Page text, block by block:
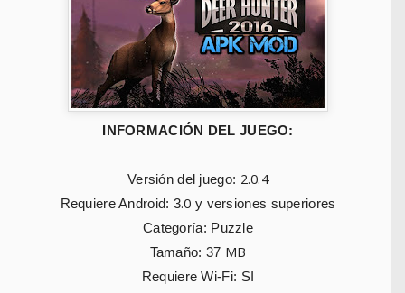
INFORMACIÓN DEL JUEGO:
Versión del juego: 2.0.4
Requiere Android: 3.0 y versiones superiores
Categoría: Puzzle
Tamaño: 37 MB
Requiere Wi-Fi: SI